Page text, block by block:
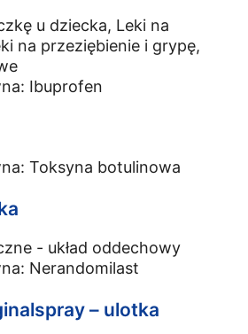
u dziecka, Leki na
na przeziębienie i grypę,
Ibuprofen
Toksyna botulinowa
- układ oddechowy
Nerandomilast
– ulotka